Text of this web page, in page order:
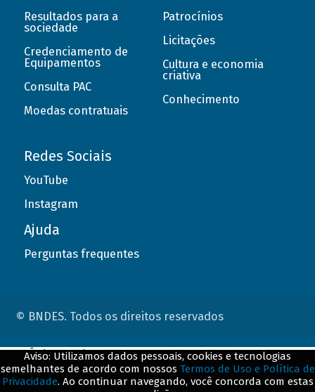
Resultados para a
sociedade
Credenciamento de
Equipamentos
Consulta PAC
Moedas contratuais
Patrocínios
Licitações
Cultura e economia
criativa
Conhecimento
Redes Sociais
YouTube
Instagram
Ajuda
Perguntas frequentes
© BNDES. Todos os direitos reservados
Aviso: Utilizamos dados pessoais, cookies e tecnologias
semelhantes de acordo com nossos Termos de Uso e Política de
Privacidade. Ao continuar navegando, você concorda com estas
ConteÃºdo complementar
${title}${badge}